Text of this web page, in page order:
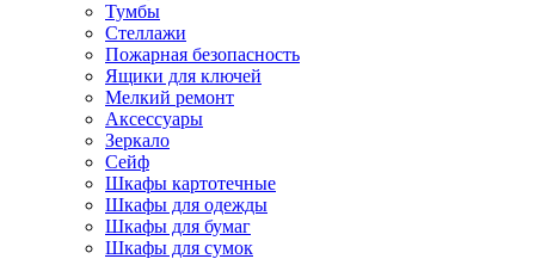
Тумбы
Стеллажи
Пожарная безопасность
Ящики для ключей
Мелкий ремонт
Аксессуары
Зеркало
Сейф
Шкафы картотечные
Шкафы для одежды
Шкафы для бумаг
Шкафы для сумок